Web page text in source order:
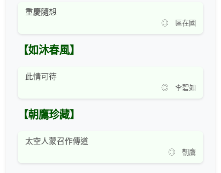
重慶隨想
◎ 區在國
【如沐春風】
此情可待
◎ 李碧如
【朝鷹珍藏】
太空人蒙召作傳道
◎ 朝鷹